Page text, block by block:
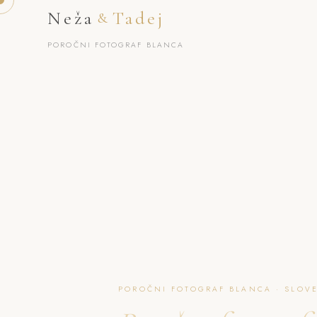
Neža & Tadej
POROČNI FOTOGRAF BLANCA
POROČNI FOTOGRAF BLANCA ·